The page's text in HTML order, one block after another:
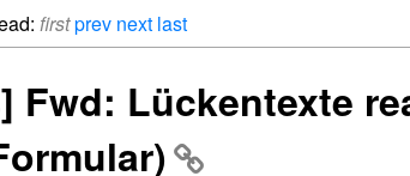
firstprev next last
Fwd: Lückentexte